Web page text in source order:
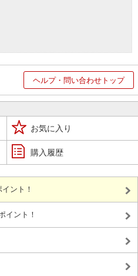
ヘルプ・問い合わせトップ
お気に入り
購入履歴
ント！
イント！